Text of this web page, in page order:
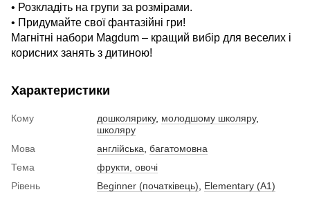
• Розкладіть на групи за розмірами.
• Придумайте свої фантазійні гри!
Магнітні набори Magdum – кращий вибір для веселих і
корисних занять з дитиною!
Характеристики
Кому дошколярику, молодшому школяру,
школяру
Мова
англійська багатомовна
Тема
фрукти, овочі
Рівень
Beginner (початківець)
Elementary (A1)